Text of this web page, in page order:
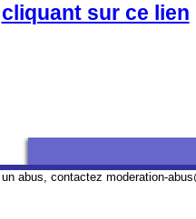
cliquant sur ce lien
abus, contactez moderation-